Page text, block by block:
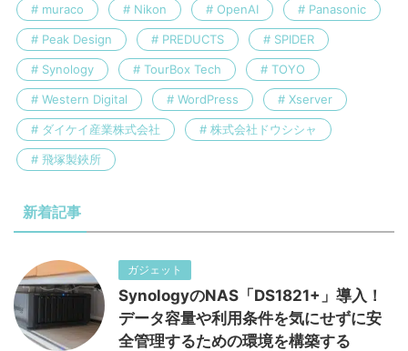
muraco Nikon OpenAI Panasonic
Peak Design PREDUCTS SPIDER
Synology TourBox Tech TOYO
Western Digital WordPress Xserver
ダイケイ産業株式会社 株式会社ドウシシャ
飛塚製鋏所
新着記事
ガジェット
SynologyのNAS「DS1821+」導入！
データ容量や利用条件を気にせずに安
全管理するための環境を構築する